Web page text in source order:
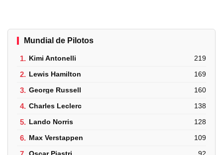
Mundial de Pilotos
1. Kimi Antonelli 219
2. Lewis Hamilton 169
3. George Russell 160
4. Charles Leclerc 138
5. Lando Norris 128
6. Max Verstappen 109